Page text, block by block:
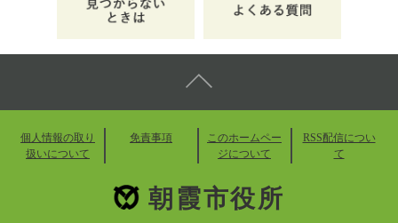
個人情報の取り
扱いについて
免責事項
このホームペー
ジについて
RSS配信につい
て
朝霞市役所